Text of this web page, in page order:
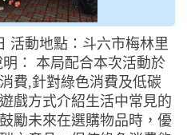
活動地點：斗六市梅林里
： 本局配合本次活動於
費,針對綠色消費及低碳
戲方式介紹生活中常見的
勵未來在選購物品時，優